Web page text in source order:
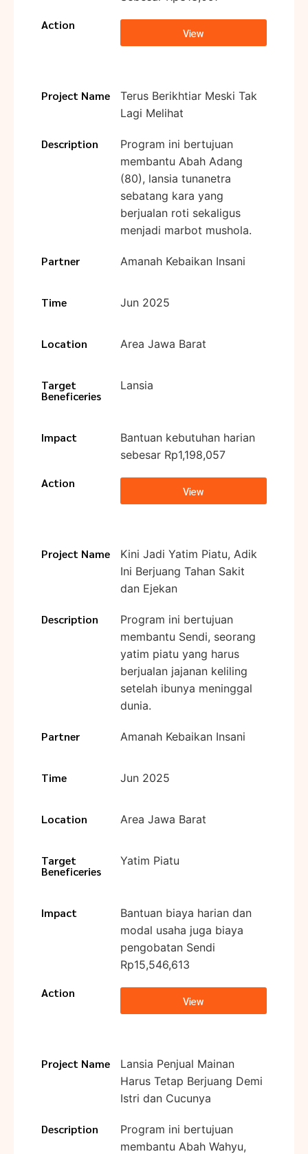
Action
View
Project Name
Terus Berikhtiar Meski Tak
Lagi Melihat
Description
Program ini bertujuan
membantu Abah Adang
(80), lansia tunanetra
sebatang kara yang
berjualan roti sekaligus
menjadi marbot mushola.
Partner Amanah Kebaikan Insani
Time Jun 2025
Location Area Jawa Barat
Target
Beneficeries
Lansia
Impact
Bantuan kebutuhan harian
sebesar Rp1,198,057
Action
View
Project Name
Kini Jadi Yatim Piatu, Adik
Ini Berjuang Tahan Sakit
dan Ejekan
Description
Program ini bertujuan
membantu Sendi, seorang
yatim piatu yang harus
berjualan jajanan keliling
setelah ibunya meninggal
dunia.
Partner Amanah Kebaikan Insani
Time Jun 2025
Location Area Jawa Barat
Target
Beneficeries
Yatim Piatu
Impact
Bantuan biaya harian dan
modal usaha juga biaya
pengobatan Sendi
Rp15,546,613
Action
View
Project Name
Lansia Penjual Mainan
Harus Tetap Berjuang Demi
Istri dan Cucunya
Description
Program ini bertujuan
membantu Abah Wahyu,